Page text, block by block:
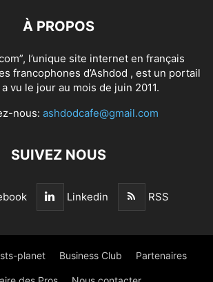
À PROPOS
l’unique site internet en français
francophones d’Ashdod , est un portail
vu le jour au mois de juin 2011.
nous: ashdodcafe@gmail.com
SUIVEZ NOUS
Linkedin RSS
planet Business Club Partenaires